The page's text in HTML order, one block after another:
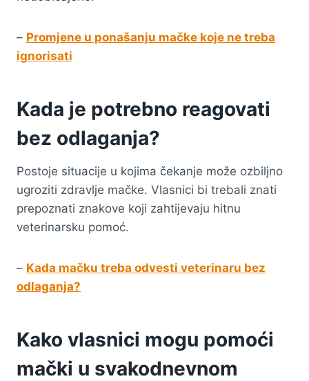
– Promjene u ponašanju mačke koje ne treba
ignorisati
Kada je potrebno reagovati
bez odlaganja?
Postoje situacije u kojima čekanje može ozbiljno
ugroziti zdravlje mačke. Vlasnici bi trebali znati
prepoznati znakove koji zahtijevaju hitnu
veterinarsku pomoć.
– Kada mačku treba odvesti veterinaru bez
odlaganja?
Kako vlasnici mogu pomoći
mački u svakodnevnom